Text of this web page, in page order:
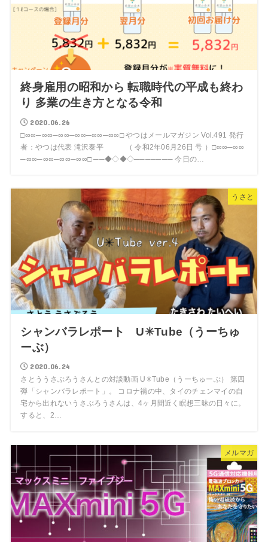
終身雇用の昭和から 転職時代の平成も終わ
り 多業の生き方となる令和
2020.06.26
□∞∞─∞∞─∞∞─∞∞─∞∞─∞∞□ やつはメールマガジン Vol.491 発行
者：やつは代表 滝沢泰平 （ 令和2年06月26日 号 ）□∞∞─∞∞
─∞∞─∞∞─∞∞─∞∞□ ──◆◇◆◇─────── 今日の…
うさと
シャンバラレポート U✳︎Tube（うーちゅ
ーぶ）
2020.06.24
さとううさぶろうさんとの対談動画 U✳︎Tube（うーちゅーぶ） 第四
弾「シャンバラレポート」。 コロナ禍の中、タイのチェンマイの自
宅から出れないうさぶろうさんは、4ヶ月間近く瞑想三昧の日々に。
すると、2…
メルマガ